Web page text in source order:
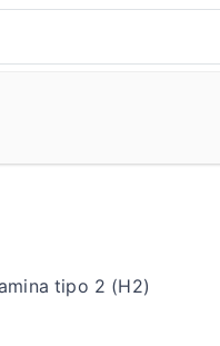
tipo 2 (H2)